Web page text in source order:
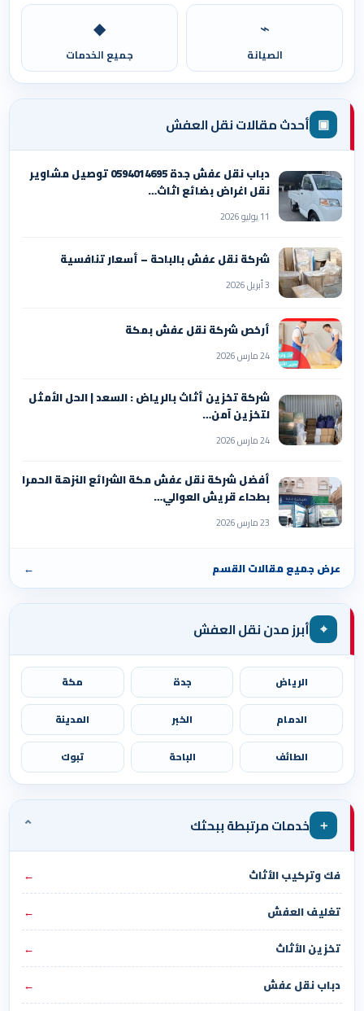
⌁
الصيانة
◆
جميع الخدمات
▣ أحدث مقالات نقل العفش
دباب نقل عفش جدة 0594014695 توصيل مشاوير
نقل اغراض بضائع اثاث…
11 يوليو 2026
شركة نقل عفش بالباحة – أسعار تنافسية
3 أبريل 2026
أرخص شركة نقل عفش بمكة
24 مارس 2026
شركة تخزين أثاث بالرياض : السعد | الحل الأمثل
لتخزين آمن…
24 مارس 2026
أفضل شركة نقل عفش مكة الشرائع النزهة الحمرا
بطحاء قريش العوالي…
23 مارس 2026
عرض جميع مقالات القسم ←
⌖ أبرز مدن نقل العفش
الرياض جدة مكة
الدمام الخبر المدينة
الطائف الباحة تبوك
＋ خدمات مرتبطة ببحثك ⌄
فك وتركيب الأثاث
←
تغليف العفش
←
تخزين الأثاث
←
دباب نقل عفش
←